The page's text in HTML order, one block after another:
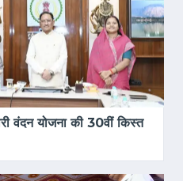
वंदन योजना की 30वीं किस्त